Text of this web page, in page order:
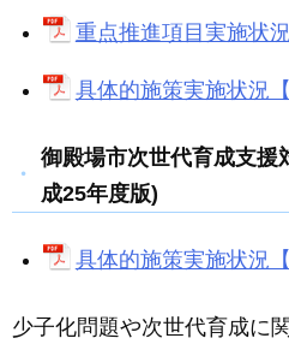
重点推進項目実施状
具体的施策実施状況
御殿場市次世代育成支援
成25年度版)
具体的施策実施状況
少子化問題や次世代育成に